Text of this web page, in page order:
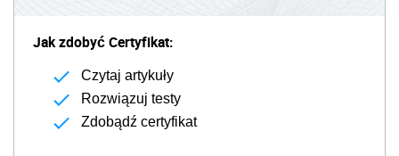
Jak zdobyć Certyfikat:
Czytaj artykuły
Rozwiązuj testy
Zdobądź certyfikat